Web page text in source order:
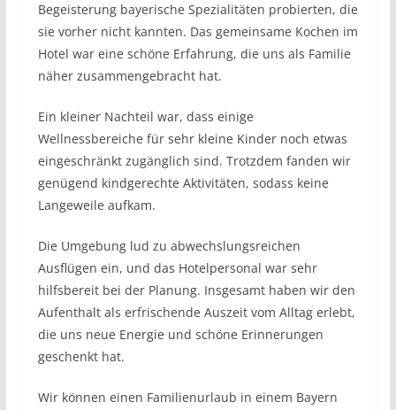
Begeisterung bayerische Spezialitäten probierten, die
sie vorher nicht kannten. Das gemeinsame Kochen im
Hotel war eine schöne Erfahrung, die uns als Familie
näher zusammengebracht hat.
Ein kleiner Nachteil war, dass einige
Wellnessbereiche für sehr kleine Kinder noch etwas
eingeschränkt zugänglich sind. Trotzdem fanden wir
genügend kindgerechte Aktivitäten, sodass keine
Langeweile aufkam.
Die Umgebung lud zu abwechslungsreichen
Ausflügen ein, und das Hotelpersonal war sehr
hilfsbereit bei der Planung. Insgesamt haben wir den
Aufenthalt als erfrischende Auszeit vom Alltag erlebt,
die uns neue Energie und schöne Erinnerungen
geschenkt hat.
Wir können einen Familienurlaub in einem Bayern